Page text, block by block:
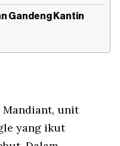
Gandeng Kantin
unit
yang ikut